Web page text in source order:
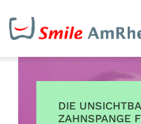
Inhalt
DIE
ZAHNSPANGE